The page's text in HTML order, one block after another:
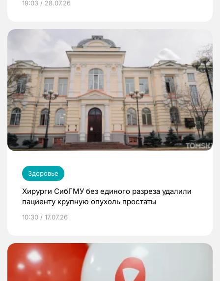
19:03 / 28.07.26
Здоровье
Хирурги СибГМУ без единого разреза удалили
пациенту крупную опухоль простаты
10:30 / 17.07.26